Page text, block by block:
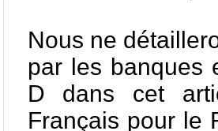
Nous ne
par les banques
D dans cet
Français pour le